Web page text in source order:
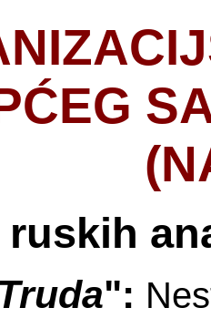
ruskih
":